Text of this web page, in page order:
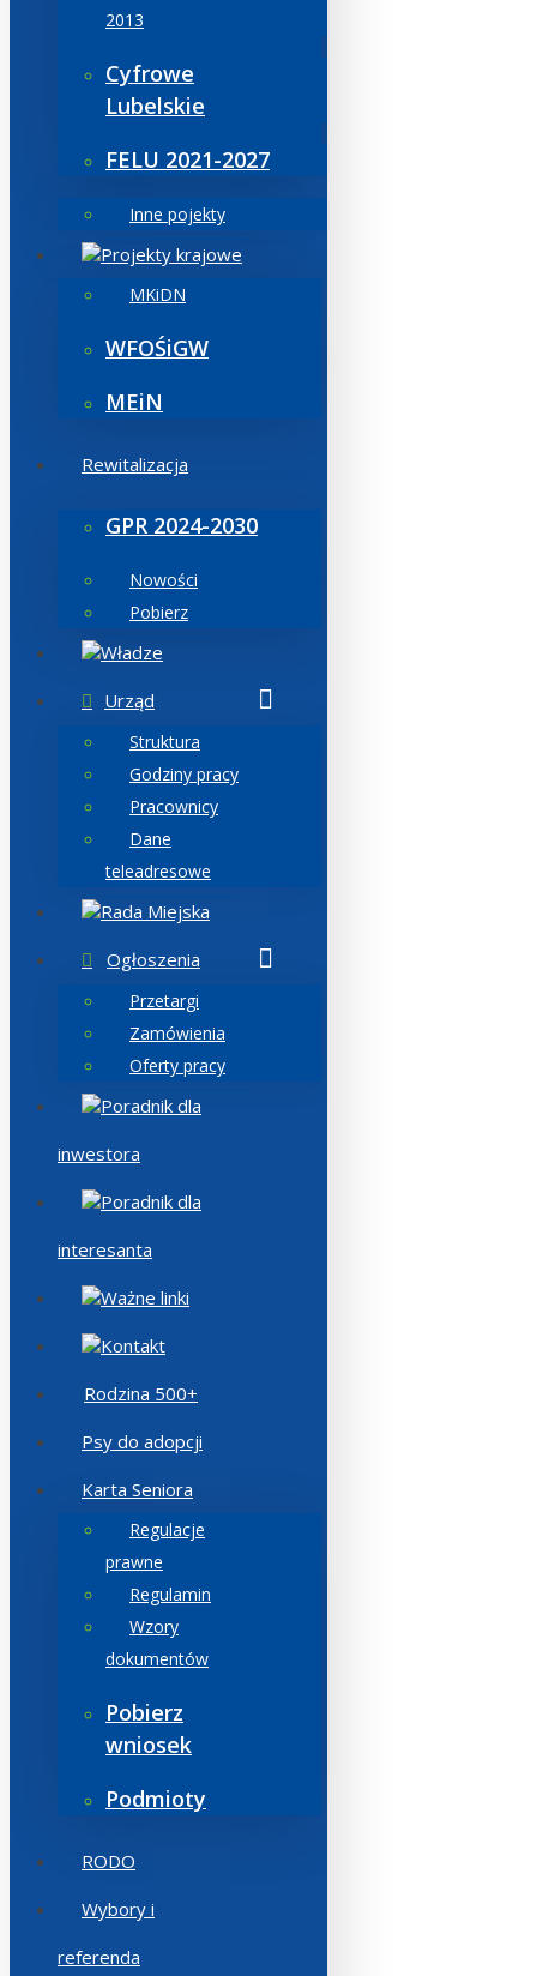
2013
Cyfrowe
Lubelskie
FELU 2021-2027
Inne pojekty
Projekty krajowe
MKiDN
WFOŚiGW
MEiN
Rewitalizacja
GPR 2024-2030
Nowości
Pobierz
Władze
Urząd
Struktura
Godziny pracy
Pracownicy
Dane
teleadresowe
Rada Miejska
Ogłoszenia
Przetargi
Zamówienia
Oferty pracy
Poradnik dla
inwestora
Poradnik dla
interesanta
Ważne linki
Kontakt
Rodzina 500+
Psy do adopcji
Karta Seniora
Regulacje
prawne
Regulamin
Wzory
dokumentów
Pobierz
wniosek
Podmioty
RODO
Wybory i
referenda